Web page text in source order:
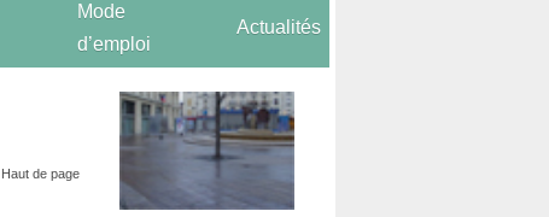
Mode
d’emploi
Actualités
Haut de page